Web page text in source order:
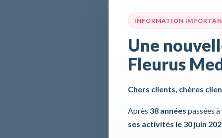
INFORMATION
Une
Fleurus
Chers clients, chères
Après 38 années passées
ses activités le 30 juin